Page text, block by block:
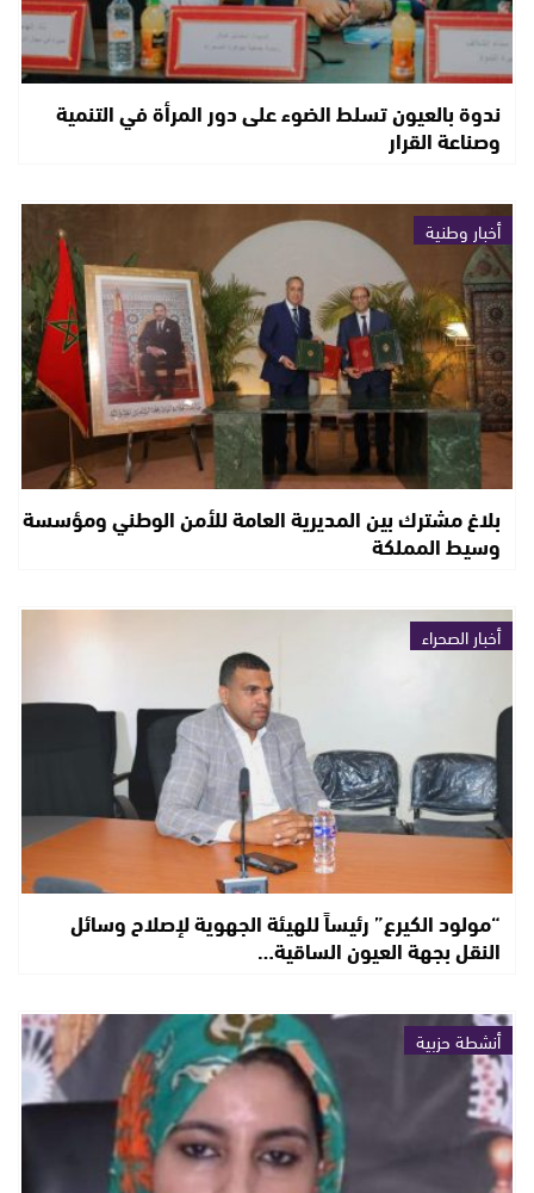
ندوة بالعيون تسلط الضوء على دور المرأة في التنمية
وصناعة القرار
أخبار وطنية
بلاغ مشترك بين المديرية العامة للأمن الوطني ومؤسسة
وسيط المملكة
أخبار الصحراء
“مولود الكيرع” رئيساً للهيئة الجهوية لإصلاح وسائل
النقل بجهة العيون الساقية…
أنشطة حزبية